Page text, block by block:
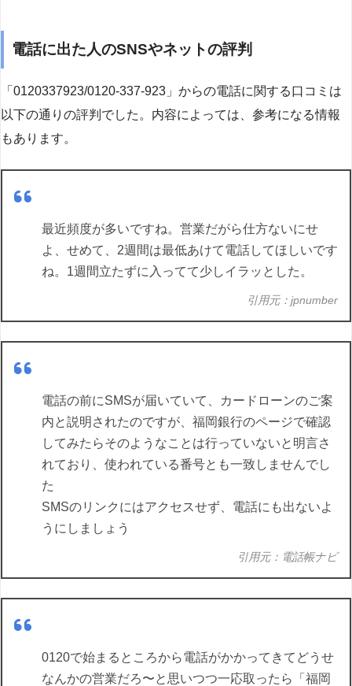
電話に出た人のSNSやネットの評判
「0120337923/0120-337-923」からの電話に関する口コミは
以下の通りの評判でした。内容によっては、参考になる情報
もあります。
最近頻度が多いですね。営業だがら仕方ないにせ
よ、せめて、2週間は最低あけて電話してほしいです
ね。1週間立たずに入ってて少しイラッとした。
引用元：jpnumber
電話の前にSMSが届いていて、カードローンのご案
内と説明されたのですが、福岡銀行のページで確認
してみたらそのようなことは行っていないと明言さ
れており、使われている番号とも一致しませんでし
た
SMSのリンクにはアクセスせず、電話にも出ないよ
うにしましょう
引用元：電話帳ナビ
0120で始まるところから電話がかかってきてどうせ
なんかの営業だろ〜と思いつつ一応取ったら「福岡